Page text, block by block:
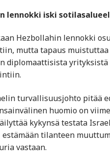
lennokki iski
Hezbollahin lennokki
mutta tapaus
diplomaattisista
turvallisuusjohto pitää
huomio on
kykynsä testata
tilanteen
vastaan.